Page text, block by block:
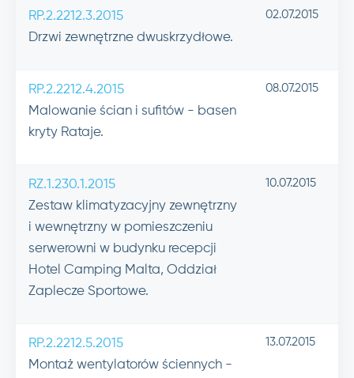
RP.2.2212.3.2015
Drzwi zewnętrzne dwuskrzydłowe.
02.07.2015
RP.2.2212.4.2015
Malowanie ścian i sufitów - basen
kryty Rataje.
08.07.2015
RZ.1.230.1.2015
Zestaw klimatyzacyjny zewnętrzny
i wewnętrzny w pomieszczeniu
serwerowni w budynku recepcji
Hotel Camping Malta, Oddział
Zaplecze Sportowe.
10.07.2015
RP.2.2212.5.2015
Montaż wentylatorów ściennych -
13.07.2015